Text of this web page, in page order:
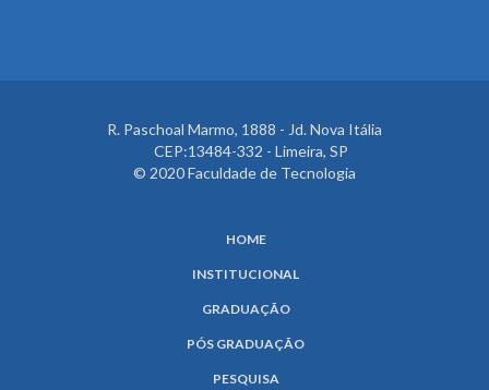
R. Paschoal Marmo, 1888 - Jd. Nova Itália
CEP:13484-332 - Limeira, SP
© 2020 Faculdade de Tecnologia
HOME
INSTITUCIONAL
GRADUAÇÃO
PÓS GRADUAÇÃO
PESQUISA